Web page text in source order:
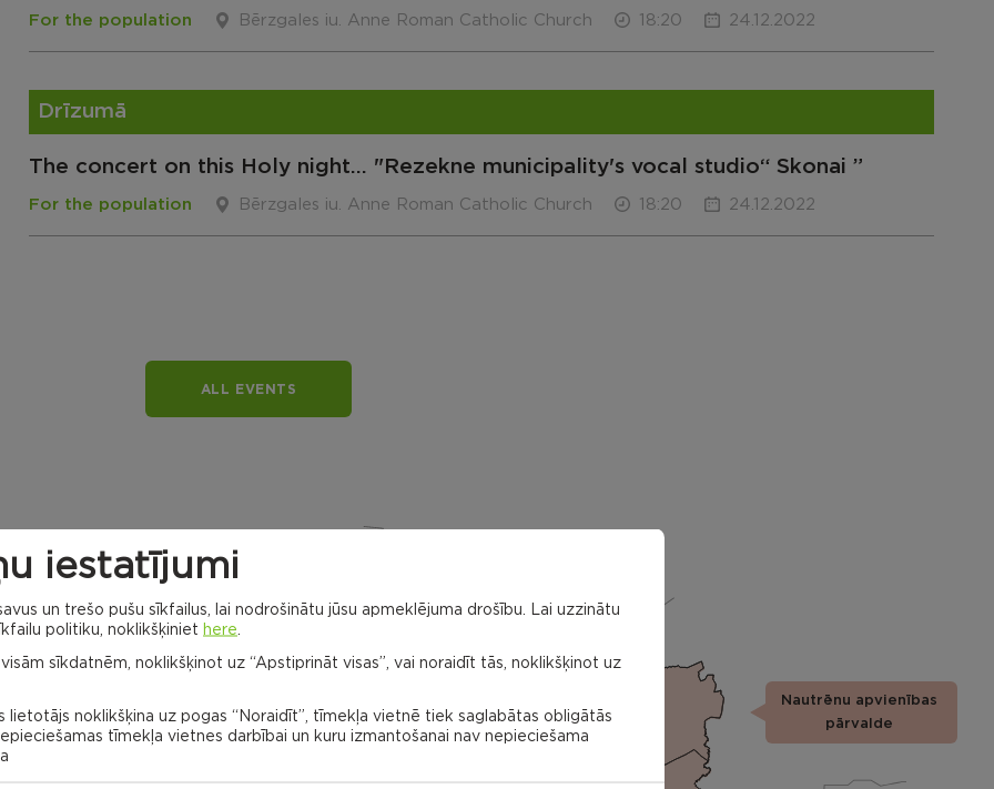
For the population Bērzgales iu. Anne Roman Catholic Church 18:20 24.12.2022
Drīzumā
The concert on this Holy night... "Rezekne municipality's vocal studio“ Skonai ”
For the population Bērzgales iu. Anne Roman Catholic Church 18:20 24.12.2022
ALL EVENTS
Dricānu apvienības
Nautrēnu apvienības
pārvalde
Naglu civil
pagasts,
Rēzeknes
novads
Nautrenu
iestatījumi
un trešo pušu sīkfailus, lai nodrošinātu jūsu apmeklējuma drošību. Lai uzzinātu
politiku, noklikšķiniet here
sīkdatnēm, noklikšķinot uz “Apstiprināt visas”, vai noraidīt tās, noklikšķinot uz
lietotājs noklikšķina uz pogas “Noraidīt”, tīmekļa vietnē tiek saglabātas obligātās
tīmekļa vietnes darbībai un kuru izmantošanai nav nepieciešama